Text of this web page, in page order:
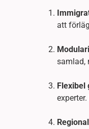
att
samlad,